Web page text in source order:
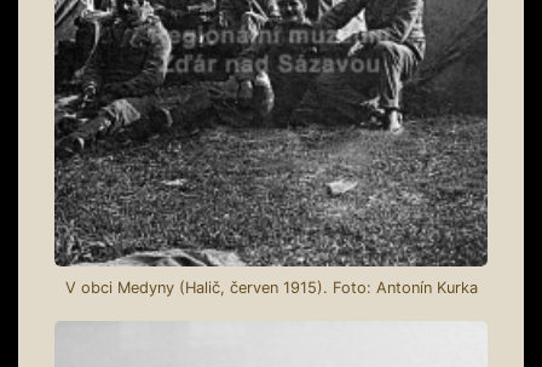
V obci Medyny (Halič, červen 1915). Foto: Antonín Kurka